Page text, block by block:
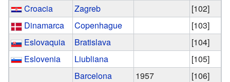
Croacia
Zagreb
[102]
Dinamarca
Copenhague
[103]
Eslovaquia
Bratislava
[104]
Eslovenia
Liubliana [105]
Barcelona 1957
[106]